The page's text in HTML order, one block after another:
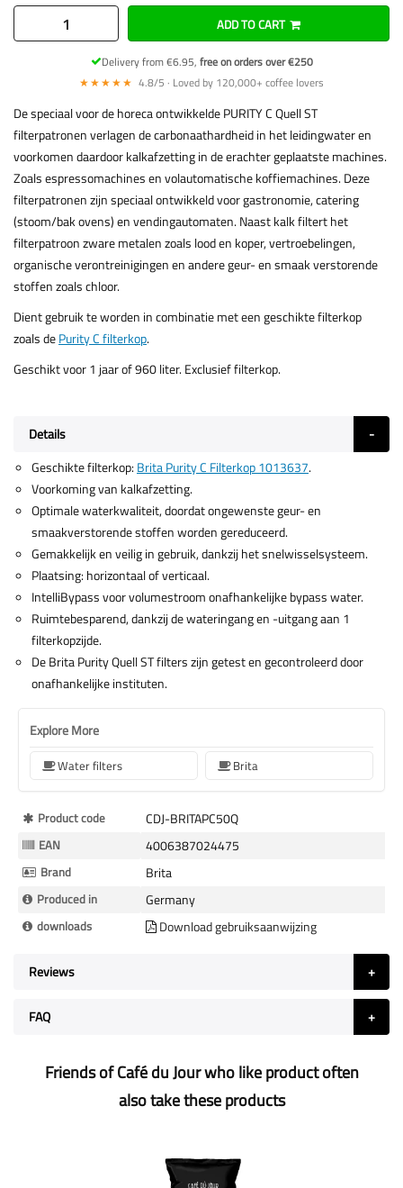
ADD TO CART
Delivery from €6.95, free on orders over €250
★★★★★ 4.8/5 · Loved by 120,000+ coffee lovers
De speciaal voor de horeca ontwikkelde PURITY C Quell ST
filterpatronen verlagen de carbonaathardheid in het leidingwater en
voorkomen daardoor kalkafzetting in de erachter geplaatste machines.
Zoals espressomachines en volautomatische koffiemachines. Deze
filterpatronen zijn speciaal ontwikkeld voor gastronomie, catering
(stoom/bak ovens) en vendingautomaten. Naast kalk filtert het
filterpatroon zware metalen zoals lood en koper, vertroebelingen,
organische verontreinigingen en andere geur- en smaak verstorende
stoffen zoals chloor.
Dient gebruik te worden in combinatie met een geschikte filterkop
zoals dePurity C filterkop.
Geschikt voor 1 jaar of 960 liter. Exclusief filterkop.
Details
Geschikte filterkop: Brita Purity C Filterkop 1013637.
Voorkoming van kalkafzetting.
Optimale waterkwaliteit, doordat ongewenste geur- en
smaakverstorende stoffen worden gereduceerd.
Gemakkelijk en veilig in gebruik, dankzij het snelwisselsysteem.
Plaatsing: horizontaal of verticaal.
IntelliBypass voor volumestroom onafhankelijke bypass water.
Ruimtebesparend, dankzij de wateringang en -uitgang aan 1
filterkopzijde.
De Brita Purity Quell ST filters zijn getest en gecontroleerd door
onafhankelijke instituten.
Explore More
Water filters Brita
More
Information
Product code CDJ-BRITAPC50Q
EAN 4006387024475
Brand Brita
Produced in Germany
downloads Download gebruiksaanwijzing
Reviews
FAQ
Friends of Café du Jour who like product often
also take these products